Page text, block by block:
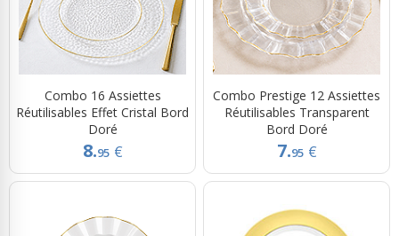
Combo 16 Assiettes
Réutilisables Effet Cristal Bord
Doré
8.95 €
Combo Prestige 12 Assiettes
Réutilisables Transparent
Bord Doré
7.95 €